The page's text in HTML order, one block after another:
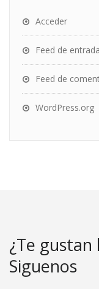
Acceder
Feed de
Feed de
WordPress.org
¿Te gustan
Siguenos